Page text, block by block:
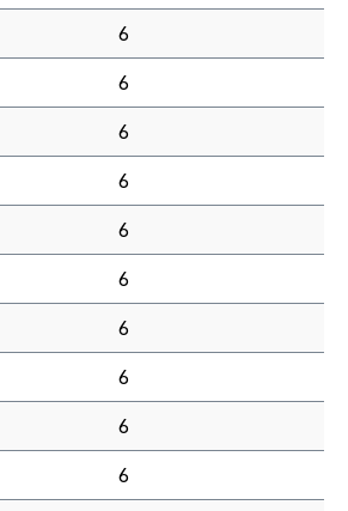
6
6
6
6
6
6
6
6
6
6